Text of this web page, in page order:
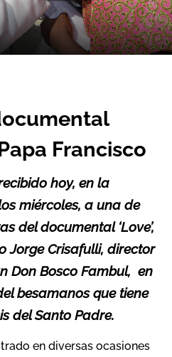
Francisco
hoy, en la
miércoles, a una de
del documental ‘Love’,
Jorge Crisafulli, director
Don Bosco Fambul, en
besamanos que tiene
del Santo Padre.
en diversas ocasiones